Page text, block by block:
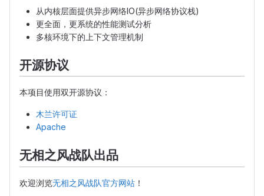
从内核层面提供异步网络IO(异步网络协议栈)
更全面，更系统的性能测试分析
多核环境下的上下文管理机制
开源协议
本项目使用双开源协议：
木兰许可证
Apache
无相之风战队出品
欢迎浏览无相之风战队官方网站 ！